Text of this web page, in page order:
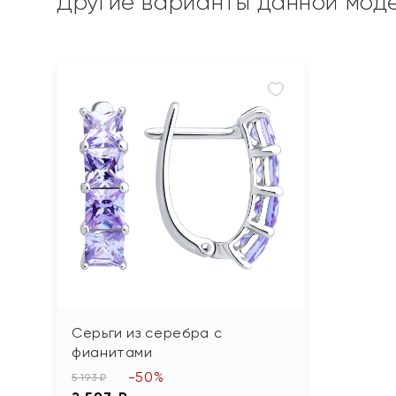
Серьги из серебра с
фианитами
5 193 ₽ -50%